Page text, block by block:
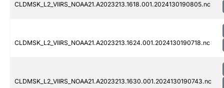
CLDMSK_L2_VIIRS_NOAA21.A2023213.1618.001.2024130190805.nc
CLDMSK_L2_VIIRS_NOAA21.A2023213.1624.001.2024130190718.nc
CLDMSK_L2_VIIRS_NOAA21.A2023213.1630.001.2024130190743.nc